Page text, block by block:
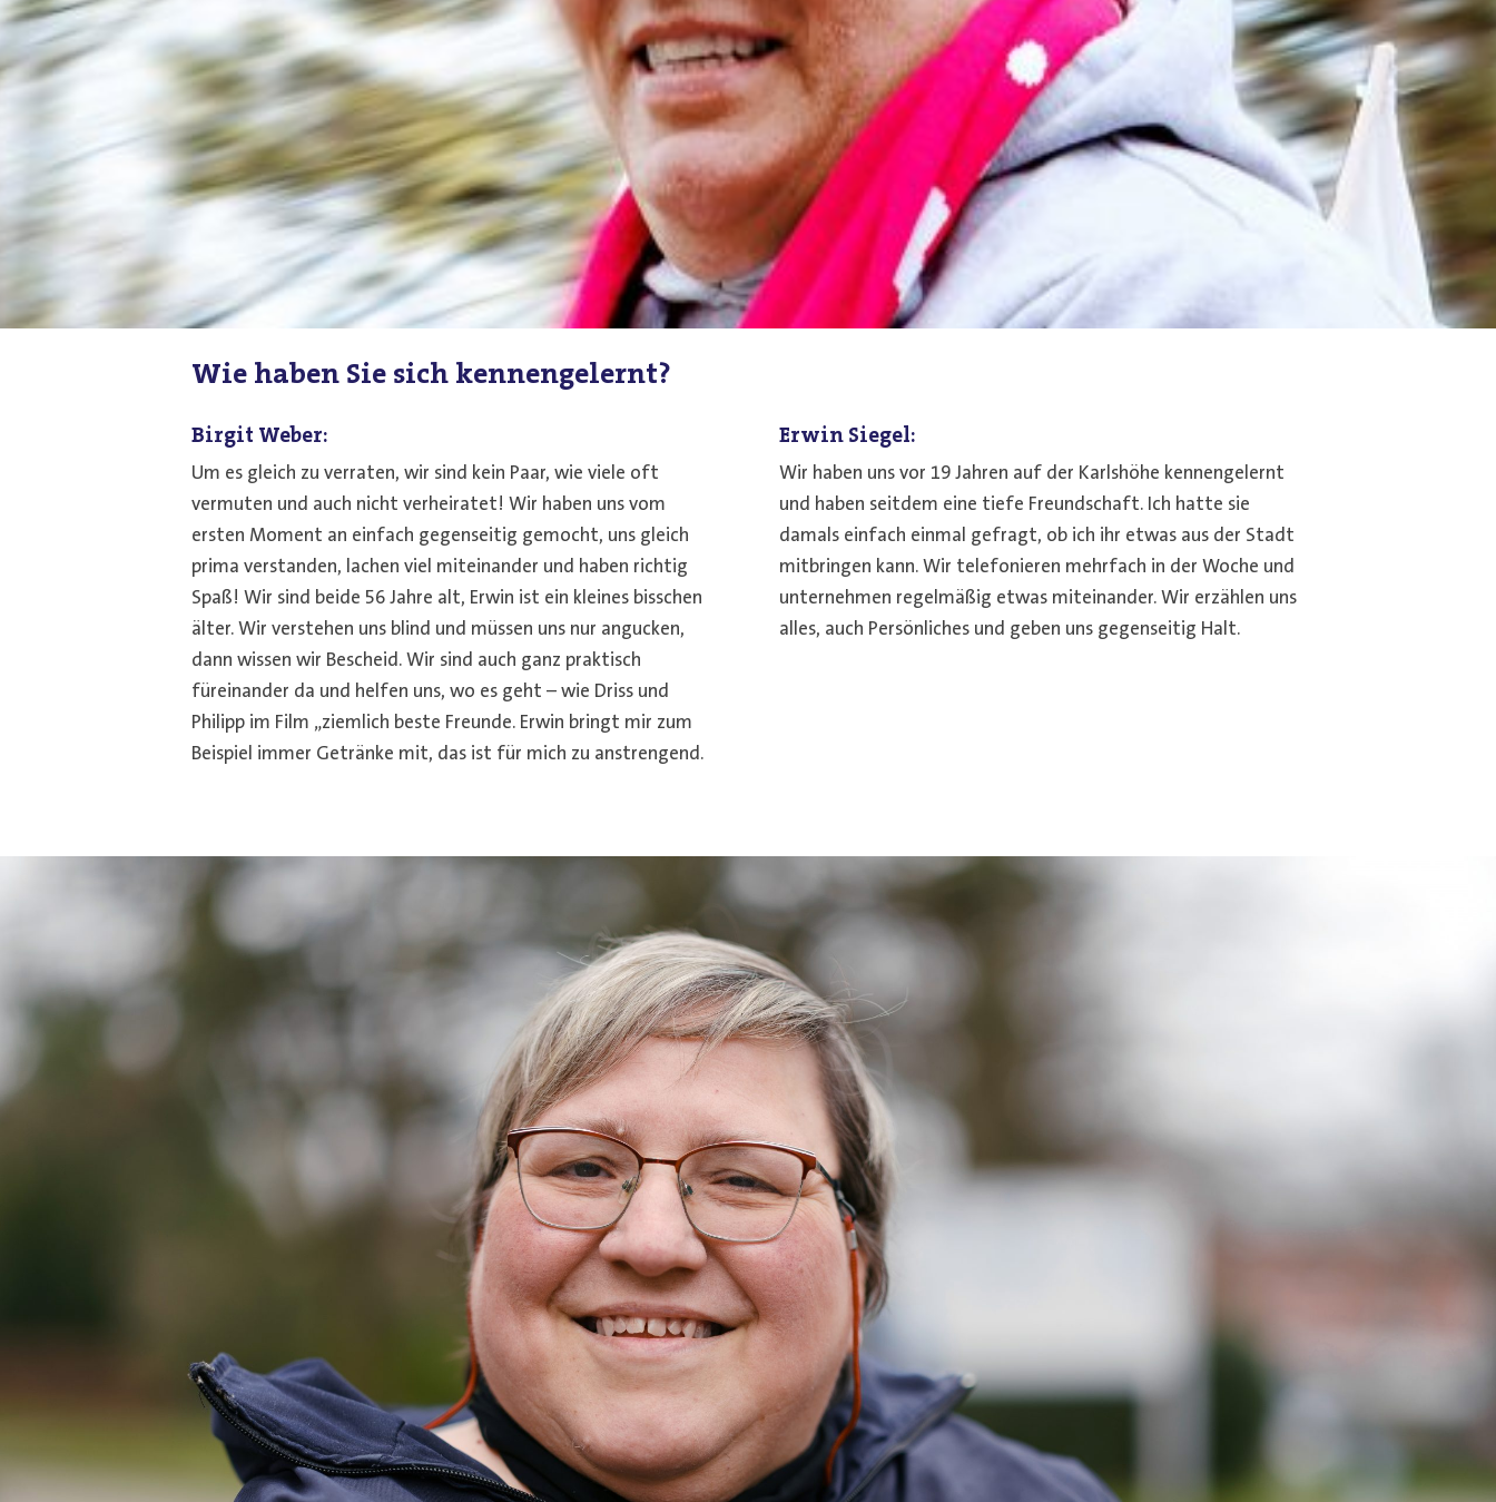
Wie haben Sie sich kennengelernt?
Birgit Weber:
Um es gleich zu verraten, wir sind kein Paar, wie viele oft
vermuten und auch nicht verheiratet! Wir haben uns vom
ersten Moment an einfach gegenseitig gemocht, uns gleich
prima verstanden, lachen viel miteinander und haben richtig
Spaß! Wir sind beide 56 Jahre alt, Erwin ist ein kleines bisschen
älter. Wir verstehen uns blind und müssen uns nur angucken,
dann wissen wir Bescheid. Wir sind auch ganz praktisch
füreinander da und helfen uns, wo es geht – wie Driss und
Philipp im Film „ziemlich beste Freunde. Erwin bringt mir zum
Beispiel immer Getränke mit, das ist für mich zu anstrengend.
Erwin Siegel:
Wir haben uns vor 19 Jahren auf der Karlshöhe kennengelernt
und haben seitdem eine tiefe Freundschaft. Ich hatte sie
damals einfach einmal gefragt, ob ich ihr etwas aus der Stadt
mitbringen kann. Wir telefonieren mehrfach in der Woche und
unternehmen regelmäßig etwas miteinander. Wir erzählen uns
alles, auch Persönliches und geben uns gegenseitig Halt.